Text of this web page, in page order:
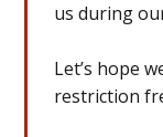
us during
Let’s hope
restriction